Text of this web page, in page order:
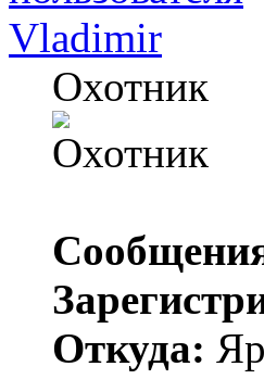
Vladimir
Охотник
Откуда: